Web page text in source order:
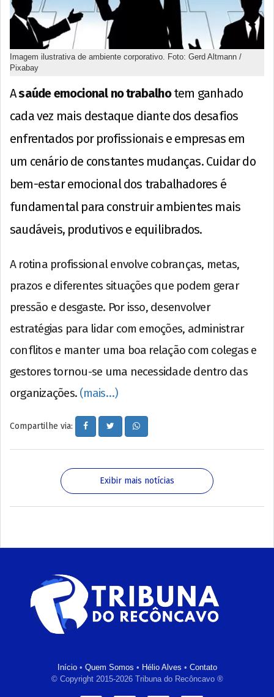
Imagem ilustrativa de ambiente corporativo. Foto: Gerd Altmann /
Pixabay
Asaúde emocional no trabalhotem ganhado
cada vez mais destaque diante dos desafios
enfrentados por profissionais e empresas em
um cenário de constantes mudanças. Cuidar do
bem-estar emocional dos trabalhadores é
fundamental para construir ambientes mais
saudáveis, produtivos e equilibrados.
A rotina profissional envolve cobranças, metas,
prazos e diferentes situações que podem gerar
pressão e desgaste. Por isso, desenvolver
estratégias para lidar com emoções, administrar
conflitos e manter uma boa relação com colegas e
gestores tornou-se uma necessidade dentro das
organizações. (mais…)
Compartilhe via:
Exibir mais notícias
Início• Quem Somos • Hélio Alves • Contato
© Copyright 2015-2026 Tribuna do Recôncavo ®